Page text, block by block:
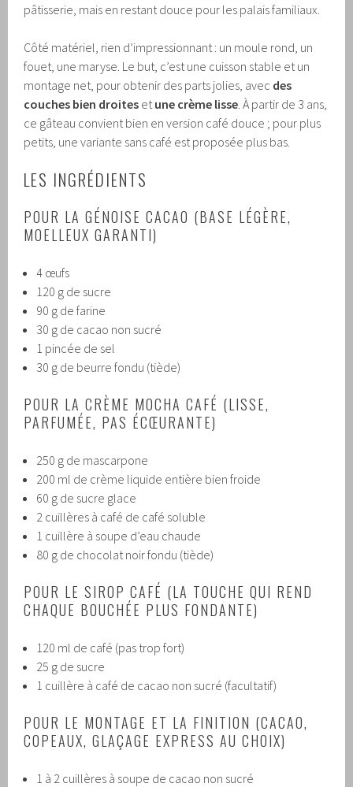
pâtisserie, mais en restant douce pour les palais familiaux.
Côté matériel, rien d’impressionnant : un moule rond, un
fouet, une maryse. Le but, c’est une cuisson stable et un
montage net, pour obtenir des parts jolies, avec des
couches bien droites et une crème lisse . À partir de 3 ans,
ce gâteau convient bien en version café douce ; pour plus
petits, une variante sans café est proposée plus bas.
LES INGRÉDIENTS
POUR LA GÉNOISE CACAO (BASE LÉGÈRE,
MOELLEUX GARANTI)
4 œufs
120 g de sucre
90 g de farine
30 g de cacao non sucré
1 pincée de sel
30 g de beurre fondu (tiède)
POUR LA CRÈME MOCHA CAFÉ (LISSE,
PARFUMÉE, PAS ÉCŒURANTE)
250 g de mascarpone
200 ml de crème liquide entière bien froide
60 g de sucre glace
2 cuillères à café de café soluble
1 cuillère à soupe d’eau chaude
80 g de chocolat noir fondu (tiède)
POUR LE SIROP CAFÉ (LA TOUCHE QUI REND
CHAQUE BOUCHÉE PLUS FONDANTE)
120 ml de café (pas trop fort)
25 g de sucre
1 cuillère à café de cacao non sucré (facultatif)
POUR LE MONTAGE ET LA FINITION (CACAO,
COPEAUX, GLAÇAGE EXPRESS AU CHOIX)
1 à 2 cuillères à soupe de cacao non sucré